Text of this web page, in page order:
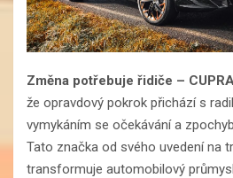
Změna potřebuje řidiče –
že opravdový pokrok přichází s
vymykáním se očekávání a
Tato značka od svého uvedení na
transformuje automobilový